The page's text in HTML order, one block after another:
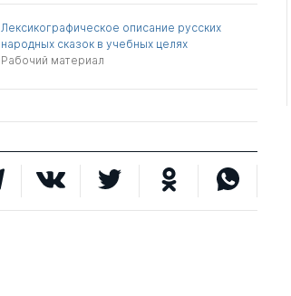
Лексикографическое описание русских
народных сказок в учебных целях
Рабочий материал